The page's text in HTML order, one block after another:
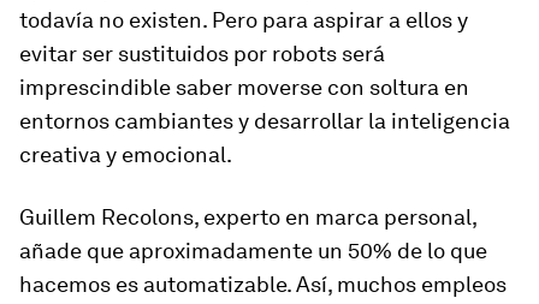
todavía no existen. Pero para aspirar a ellos y
evitar ser sustituidos por robots será
imprescindible saber moverse con soltura en
entornos cambiantes y desarrollar la inteligencia
creativa y emocional.
Guillem Recolons, experto en marca personal,
añade que aproximadamente un 50% de lo que
hacemos es automatizable. Así, muchos empleos